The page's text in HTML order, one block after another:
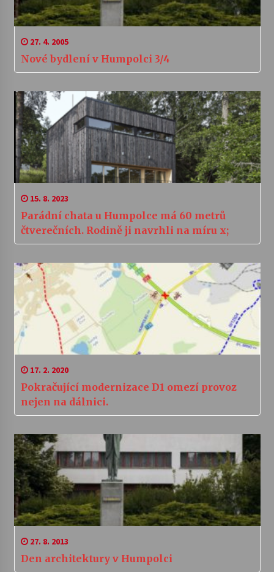
27. 4. 2005
Nové bydlení v Humpolci 3/4
15. 8. 2023
Parádní chata u Humpolce má 60 metrů
čtverečních. Rodině ji navrhli na míru x;
17. 2. 2020
Pokračující modernizace D1 omezí provoz
nejen na dálnici.
27. 8. 2013
Den architektury v Humpolci